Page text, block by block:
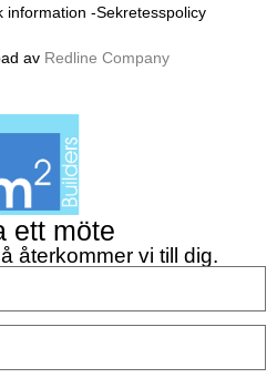
information -Sekretesspolicy
av Redline Company
ett möte
återkommer vi till dig.